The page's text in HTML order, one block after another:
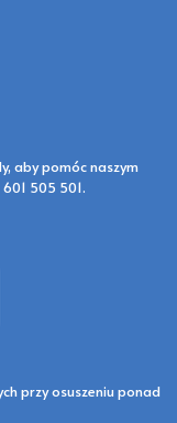
aby pomóc naszym
505 501.
przy osuszeniu ponad